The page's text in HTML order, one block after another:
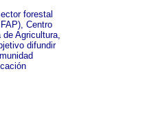
forestal
Centro
Agricultura,
difundir